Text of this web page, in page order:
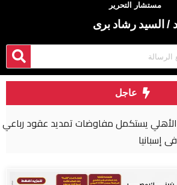
مستشار التحرير
د / السيد رشاد برى
عاجل
تمديد عقود رباعي الفريق